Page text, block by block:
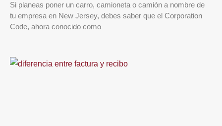
Si planeas poner un carro, camioneta o camión a nombre de
tu empresa en New Jersey, debes saber que el Corporation
Code, ahora conocido como